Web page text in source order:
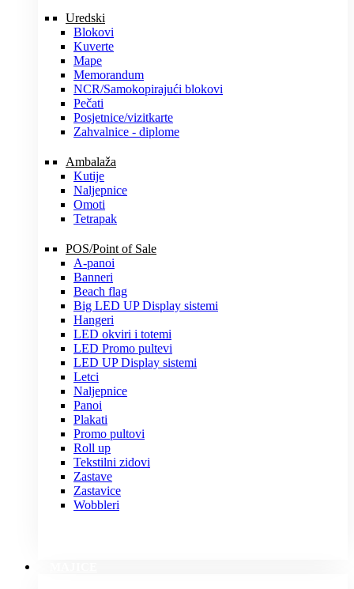
Uredski
Blokovi
Kuverte
Mape
Memorandum
NCR/Samokopirajući blokovi
Pečati
Posjetnice/vizitkarte
Zahvalnice - diplome
Ambalaža
Kutije
Naljepnice
Omoti
Tetrapak
POS/Point of Sale
A-panoi
Banneri
Beach flag
Big LED UP Display sistemi
Hangeri
LED okviri i totemi
LED Promo pultevi
LED UP Display sistemi
Letci
Naljepnice
Panoi
Plakati
Promo pultovi
Roll up
Tekstilni zidovi
Zastave
Zastavice
Wobbleri